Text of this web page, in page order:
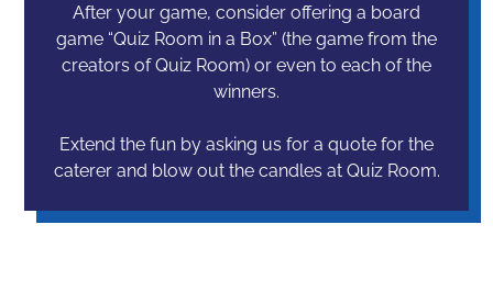
After your game, consider offering a board
game “Quiz Room in a Box” (the game from the
creators of Quiz Room) or even to each of the
winners.
Extend the fun by asking us for a quote for the
caterer and blow out the candles at Quiz Room.